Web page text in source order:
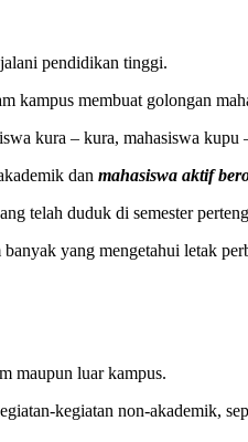
pendidikan tinggi.
kampus membuat golongan
kura – kura, mahasiswa
dan mahasiswa aktif
telah duduk di semester
yang mengetahui letak
maupun luar kampus.
kegiatan non-akademik,